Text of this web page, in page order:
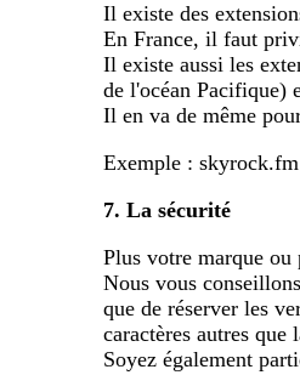
Il existe des
En France, il faut
Il existe aussi les
de l'océan Pacifique)
Il en va de même
Exemple : skyrock.fm
7. La sécurité
Plus votre marque
Nous vous
que de réserver les
caractères autres
Soyez également